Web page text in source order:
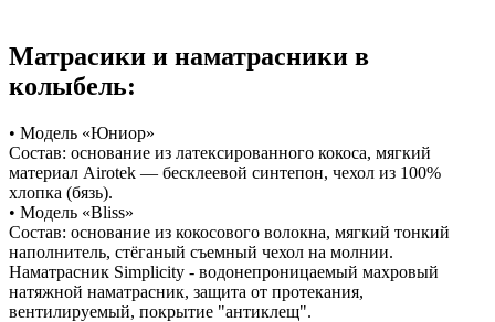
Матрасики и наматрасники в
колыбель:
• Модель «Юниор»
Состав: основание из латексированного кокоса, мягкий
материал Airotek — бесклеевой синтепон, чехол из 100%
хлопка (бязь).
• Модель «Bliss»
Состав: основание из кокосового волокна, мягкий тонкий
наполнитель, стёганый съемный чехол на молнии.
Наматрасник Simplicity - водонепроницаемый махровый
натяжной наматрасник, защита от протекания,
вентилируемый, покрытие "антиклещ".